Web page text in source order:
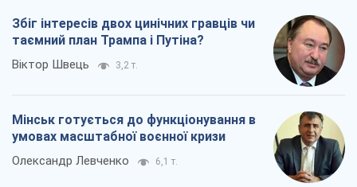
Збіг інтересів двох цинічних гравців чи
таємний план Трампа і Путіна?
Віктор Швець 3,2 т.
Мінськ готується до функціонування в
умовах масштабної воєнної кризи
Олександр Левченко 6,1 т.